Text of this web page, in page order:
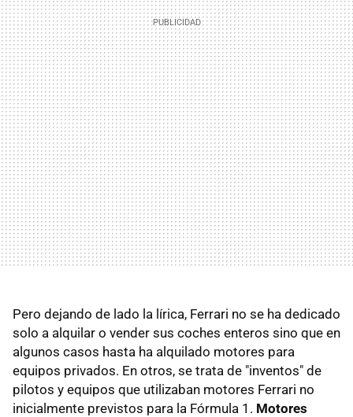
Pero dejando de lado la lírica, Ferrari no se ha dedicado
solo a alquilar o vender sus coches enteros sino que en
algunos casos hasta ha alquilado motores para
equipos privados. En otros, se trata de "inventos" de
pilotos y equipos que utilizaban motores Ferrari no
inicialmente previstos para la Fórmula 1. Motores